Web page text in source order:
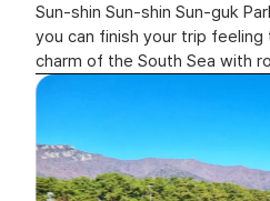
Sun-shin Sun-shin Sun-guk
you can finish your trip
charm of the South Sea with